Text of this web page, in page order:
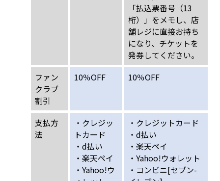
「払込票番号（13
桁）」をメモし、店
舗レジに直接お持ち
になり、チケットを
発券してください。
ファン
クラブ
割引
10％OFF 10％OFF
支払方
法
・クレジッ
トカード
・d払い
・楽天ペイ
・Yahoo!ウ
・クレジットカード
・d払い
・楽天ペイ
・Yahoo!ウォレット
・コンビニ[セブン-